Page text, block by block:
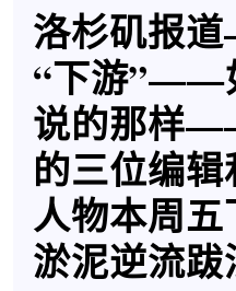
洛杉矶报
“下游”——
说的那样
的三位编
人物本周
淤泥逆流跋